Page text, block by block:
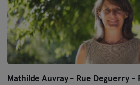
Mathilde Auvray - Rue Deguerry -